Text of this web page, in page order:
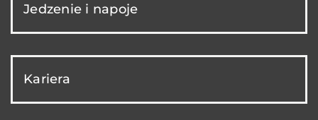
Jedzenie i napoje
Kariera